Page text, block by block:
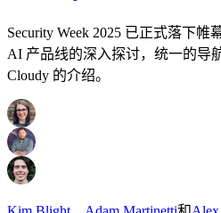
Security Week 2025 已正式落下帷
AI 产品线的深入探讨，统一的导
Cloudy 的介绍。